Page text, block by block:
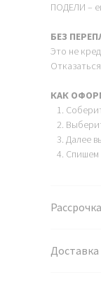
ПОДЕЛИ –
БЕЗ
Это не
КАК
Далее
Спишем
Доставка